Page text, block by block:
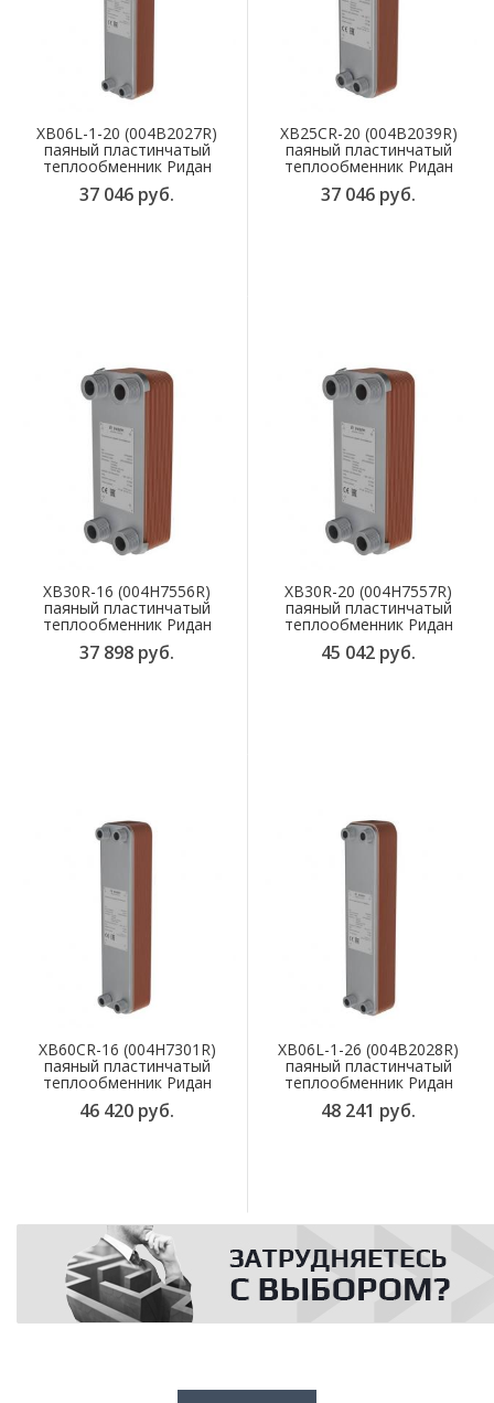
XB06L-1-20 (004B2027R)
паяный пластинчатый
теплообменник Ридан
37 046 руб.
XB25CR-20 (004B2039R)
паяный пластинчатый
теплообменник Ридан
37 046 руб.
XB30R-16 (004H7556R)
паяный пластинчатый
теплообменник Ридан
37 898 руб.
XB30R-20 (004H7557R)
паяный пластинчатый
теплообменник Ридан
45 042 руб.
XB60CR-16 (004H7301R)
паяный пластинчатый
теплообменник Ридан
46 420 руб.
XB06L-1-26 (004B2028R)
паяный пластинчатый
теплообменник Ридан
48 241 руб.